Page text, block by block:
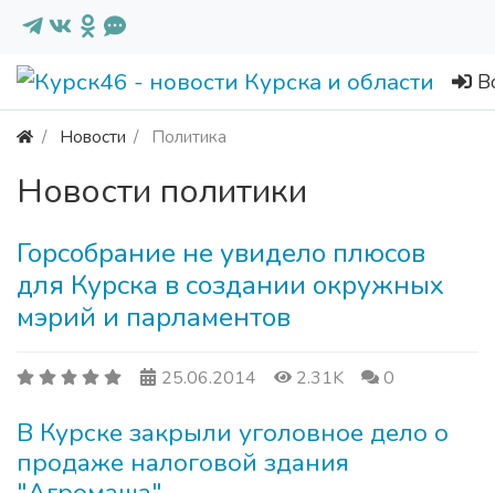
Новости Политика
Новости политики
Горсобрание не увидело плюсов
для Курска в создании окружных
мэрий и парламентов
25.06.2014 2.31K 0
В Курске закрыли уголовное дело о
продаже налоговой здания